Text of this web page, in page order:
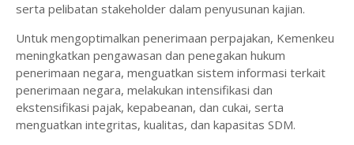
serta pelibatan stakeholder dalam penyusunan kajian.
Untuk mengoptimalkan penerimaan perpajakan, Kemenkeu
meningkatkan pengawasan dan penegakan hukum
penerimaan negara, menguatkan sistem informasi terkait
penerimaan negara, melakukan intensifikasi dan
ekstensifikasi pajak, kepabeanan, dan cukai, serta
menguatkan integritas, kualitas, dan kapasitas SDM.